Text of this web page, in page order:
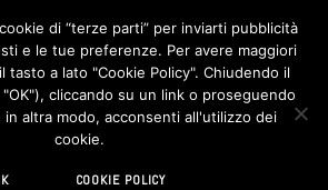
F
c
e
b
o
I
n
s
t
di “terze parti” per inviarti pubblicità
e le tue preferenze. Per avere maggiori
tasto a lato "Cookie Policy". Chiudendo il
cliccando su un link o proseguendo
in altra modo, acconsenti all'utilizzo dei
cookie.
COOKIE POLICY